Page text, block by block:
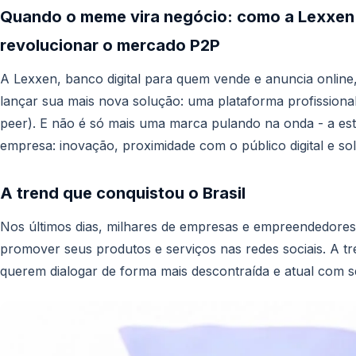
Quando o meme vira negócio: como a
revolucionar o mercado P2P
A Lexxen, banco digital para quem vende e anuncia
lançar sua mais nova solução: uma plataforma
peer). E não é só mais uma marca pulando na onda - a
empresa: inovação, proximidade com o público digital e
A trend que conquistou o Brasil
Nos últimos dias, milhares de empresas e
promover seus produtos e serviços nas redes sociais. A
querem dialogar de forma mais descontraída e atual com